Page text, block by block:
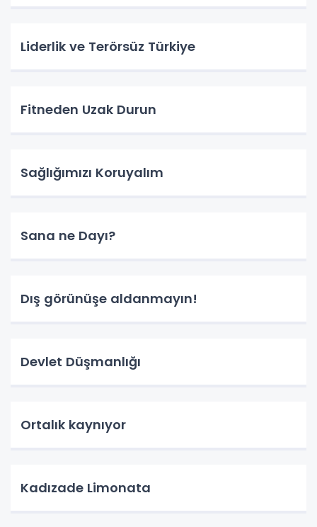
Liderlik ve Terörsüz Türkiye
Fitneden Uzak Durun
Sağlığımızı Koruyalım
Sana ne Dayı?
Dış görünüşe aldanmayın!
Devlet Düşmanlığı
Ortalık kaynıyor
Kadızade Limonata